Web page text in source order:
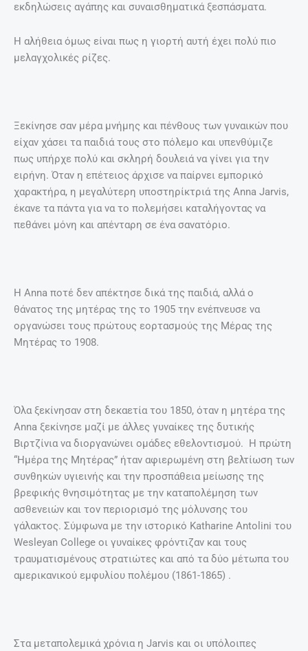
εκδηλώσεις αγάπης και συναισθηματικά ξεσπάσματα.
Η αλήθεια όμως είναι πως η γιορτή αυτή έχει πολύ πιο
μελαγχολικές ρίζες.
Ξεκίνησε σαν μέρα μνήμης και πένθους των γυναικών που
είχαν χάσει τα παιδιά τους στο πόλεμο και υπενθύμιζε
πως υπήρχε πολύ και σκληρή δουλειά να γίνει για την
ειρήνη. Όταν η επέτειος άρχισε να παίρνει εμπορικό
χαρακτήρα, η μεγαλύτερη υποστηρίκτριά της Αnna Jarvis,
έκανε τα πάντα για να το πολεμήσει καταλήγοντας να
πεθάνει μόνη και απένταρη σε ένα σανατόριο.
H Anna ποτέ δεν απέκτησε δικά της παιδιά, αλλά ο
θάνατος της μητέρας της το 1905 την ενέπνευσε να
οργανώσει τους πρώτους εορτασμούς της Μέρας της
Μητέρας το 1908.
Όλα ξεκίνησαν στη δεκαετία του 1850, όταν η μητέρα της
Anna ξεκίνησε μαζί με άλλες γυναίκες της δυτικής
Βιρτζίνια να διοργανώνει ομάδες εθελοντισμού. Η πρώτη
“Ημέρα της Μητέρας” ήταν αφιερωμένη στη βελτίωση των
συνθηκών υγιεινής και την προσπάθεια μείωσης της
βρεφικής θνησιμότητας με την καταπολέμηση των
ασθενειών και τον περιορισμό της μόλυνσης του
γάλακτος. Σύμφωνα με την ιστορικό Katharine Antolini του
Wesleyan College οι γυναίκες φρόντιζαν και τους
τραυματισμένους στρατιώτες και από τα δύο μέτωπα του
αμερικανικού εμφυλίου πολέμου (1861-1865) .
Στα μεταπολεμικά χρόνια η Jarvis και οι υπόλοιπες